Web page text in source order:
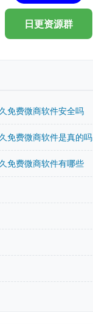
日更资源群
免费微商软件安全吗
免费微商软件是真的吗
免费微商软件有哪些